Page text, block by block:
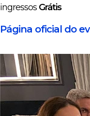
ingressos Grátis
Página oficial do